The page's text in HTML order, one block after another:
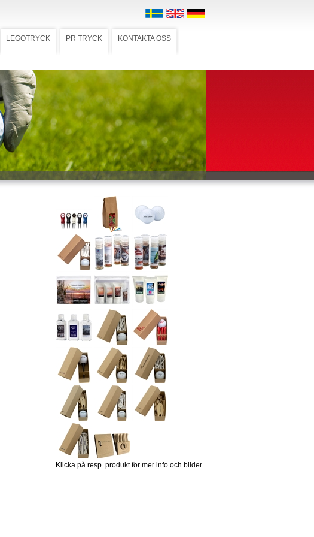
LEGOTRYCK PR TRYCK KONTAKTA OSS
Klicka på resp. produkt för mer info och bilder